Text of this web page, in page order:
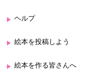
ヘルプ
絵本を投稿しよう
絵本を作る皆さんへ